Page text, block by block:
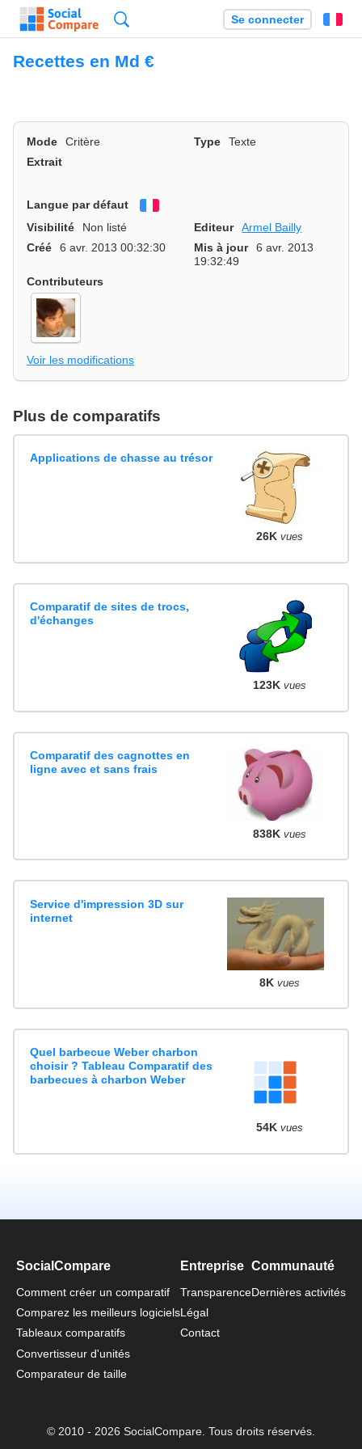
Se connecter
Recettes en Md €
Mode Critère Type
Texte
Extrait
Langue par défaut
Visibilité
Non listé Editeur
Armel Bailly
Créé
6 avr. 2013 00:32:30 Mis à jour
6 avr. 2013
19:32:49
Contributeurs
Voir les modifications
Plus de comparatifs
Applications de chasse au trésor
26K vues
Comparatif de sites de trocs,
d'échanges
123K vues
Comparatif des cagnottes en
ligne avec et sans frais
838K vues
Service d'impression 3D sur
internet
8K vues
Quel barbecue Weber charbon
choisir ? Tableau Comparatif des
barbecues à charbon Weber
54K vues
SocialCompare
Comment créer un comparatif
Comparez les meilleurs logiciels
Tableaux comparatifs
Convertisseur d'unités
Comparateur de taille
Entreprise
Transparence
Légal
Contact
Communauté
Dernières activités
© 2010 - 2026 SocialCompare. Tous droits réservés.